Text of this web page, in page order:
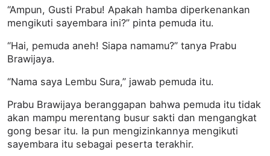
“Ampun, Gusti Prabu! Apakah hamba diperkenankan
mengikuti sayembara ini?” pinta pemuda itu.
“Hai, pemuda aneh! Siapa namamu?” tanya Prabu
Brawijaya.
“Nama saya Lembu Sura,” jawab pemuda itu.
Prabu Brawijaya beranggapan bahwa pemuda itu tidak
akan mampu merentang busur sakti dan mengangkat
gong besar itu. Ia pun mengizinkannya mengikuti
sayembara itu sebagai peserta terakhir.